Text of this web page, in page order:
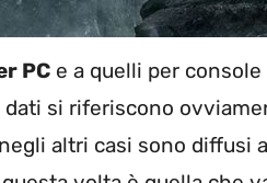
PC e a quelli per
si riferiscono
altri casi sono diffusi